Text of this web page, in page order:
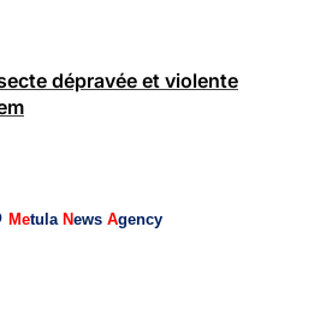
dépravée et violente
Metula News Agency